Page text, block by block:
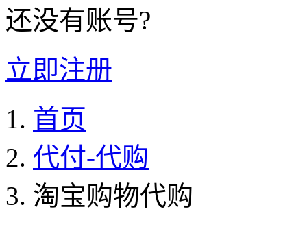
还没有账号?
立即注册
首页
代付-代购
淘宝购物代购